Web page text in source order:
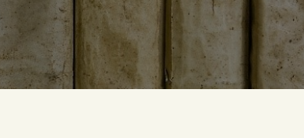
PREPARAR LA VISITA
ACTIVIDADES